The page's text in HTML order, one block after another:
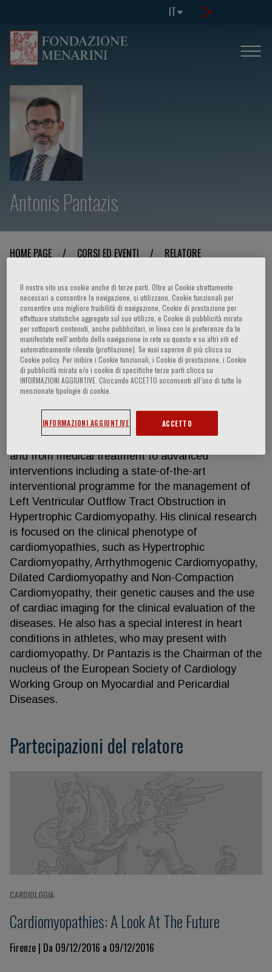
IT
Antonis Pantazis
HOME PAGE / CORSI ED EVENTI / RELATORE
Antonis Pantazis
Dr Antonis Pantazis is a Consultant Cardiologist
and Clinical Lead for the Cardiomyopathy and the
Inherited Cardiovascular Conditions Service at the
Royal Brompton and Harefield Hospitals in London.
The service covers all areas of the Inherited
Cardiovascular Conditions, from foetus to adult,
and from medical treatment to advanced
interventions including a state-of-the-art
interventional programme for the management of
Left Ventricular Outflow Tract Obstruction in
Hypertrophic Cardiomyopathy. His clinical research
is focused on the clinical phenotype of
cardiomyopathies, such as Hypertrophic
Cardiomyopathy, Arrhythmogenic Cardiomyopathy,
Dilated Cardiomyopathy and Non-Compaction
Cardiomyopathy, their genetic causes and the use
of cardiac imaging for the clinical evaluation of the
diseases. He also has a special interest in heart
conditions in athletes, who may present with
cardiomyopathy. Dr Pantazis is the Chairman of the
nucleus of the European Society of Cardiology
Working Group on Myocardial and Pericardial
Diseases.
Partecipazioni del relatore
CARDIOLOGIA
Cardiomyopathies: A Look At The Future
Firenze | Da 09/12/2016 a 09/12/2016
Il nostro sito usa cookie anche di terze parti. Oltre ai Cookie strettamente
necessari a consentire la navigazione, si utilizzano, Cookie funzionali per
consentire una migliore fruibilità di navigazione, Cookie di prestazione per
effettuare statistiche aggregate sul suo utilizzo, e Cookie di pubblicità mirata
per sottoporti contenuti, anche pubblicitari, in linea con le preferenze da te
manifestate nell‘ambito della navigazione in rete su questo e su altri siti ed
automaticamente rilevate (profilazione). Se vuoi saperne di più clicca su
Cookie policy. Per inibire i Cookie funzionali, i Cookie di prestazione, i Cookie
di pubblicità mirata e/o i cookie di specifiche terze parti clicca su
INFORMAZIONI AGGIUNTIVE. Cliccando ACCETTO acconsenti all’uso di tutte le
menzionate tipologie di cookie.
INFORMAZIONI AGGIUNTIVE ACCETTO